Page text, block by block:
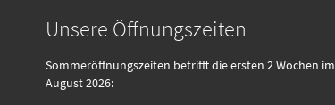
Unsere Öffnungszeiten
Sommeröffnungszeiten betrifft die ersten 2 Wochen im
August 2026: